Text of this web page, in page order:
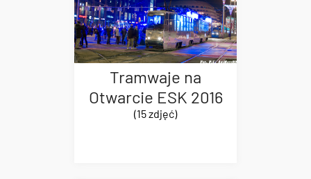
Tramwaje na
Otwarcie ESK 2016
(15 zdjęć)